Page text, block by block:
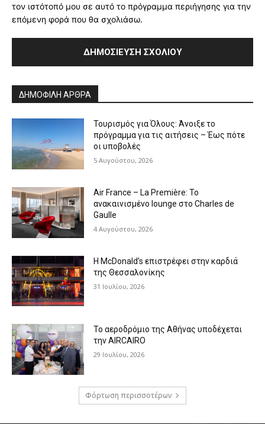
τον ιστότοπό μου σε αυτό το πρόγραμμα περιήγησης για την
επόμενη φορά που θα σχολιάσω.
ΔΗΜΟΦΙΛΗ ΑΡΘΡΑ
Τουρισμός για Όλους: Άνοιξε το
πρόγραμμα για τις αιτήσεις – Έως πότε
οι υποβολές
5 Αυγούστου, 2026
Air France – La Première: Το
ανακαινισμένο lounge στο Charles de
Gaulle
4 Αυγούστου, 2026
Η McDonald’s επιστρέφει στην καρδιά
της Θεσσαλονίκης
31 Ιουλίου, 2026
Το αεροδρόμιο της Αθήνας υποδέχεται
την AIRCAIRO
29 Ιουλίου, 2026
Φόρτωση περισσοτέρων